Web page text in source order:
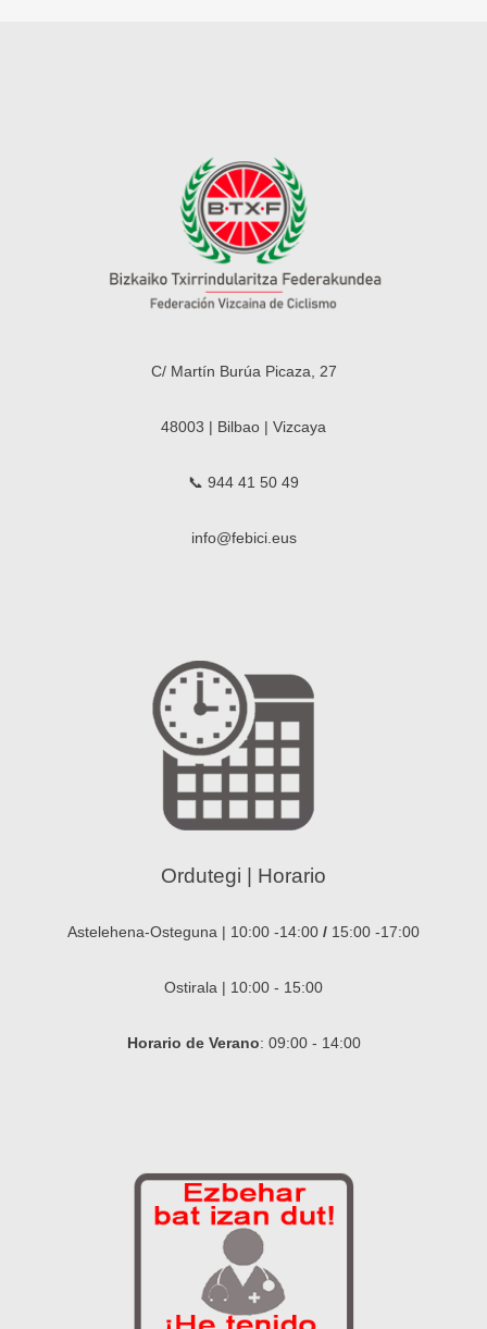
C/ Martín Burúa Picaza, 27
48003 | Bilbao | Vizcaya
📞 944 41 50 49
info@febici.eus
Ordutegi | Horario
Astelehena-Osteguna | 10:00 -14:00 / 15:00 -17:00
Ostirala | 10:00 - 15:00
Horario de Verano: 09:00 - 14:00